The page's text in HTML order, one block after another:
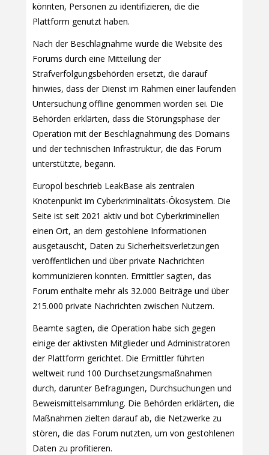
könnten, Personen zu identifizieren, die die
Plattform genutzt haben.
Nach der Beschlagnahme wurde die Website des
Forums durch eine Mitteilung der
Strafverfolgungsbehörden ersetzt, die darauf
hinwies, dass der Dienst im Rahmen einer laufenden
Untersuchung offline genommen worden sei. Die
Behörden erklärten, dass die Störungsphase der
Operation mit der Beschlagnahmung des Domains
und der technischen Infrastruktur, die das Forum
unterstützte, begann.
Europol beschrieb LeakBase als zentralen
Knotenpunkt im Cyberkriminalitäts-Ökosystem. Die
Seite ist seit 2021 aktiv und bot Cyberkriminellen
einen Ort, an dem gestohlene Informationen
ausgetauscht, Daten zu Sicherheitsverletzungen
veröffentlichen und über private Nachrichten
kommunizieren konnten. Ermittler sagten, das
Forum enthalte mehr als 32.000 Beiträge und über
215.000 private Nachrichten zwischen Nutzern.
Beamte sagten, die Operation habe sich gegen
einige der aktivsten Mitglieder und Administratoren
der Plattform gerichtet. Die Ermittler führten
weltweit rund 100 Durchsetzungsmaßnahmen
durch, darunter Befragungen, Durchsuchungen und
Beweismittelsammlung. Die Behörden erklärten, die
Maßnahmen zielten darauf ab, die Netzwerke zu
stören, die das Forum nutzten, um von gestohlenen
Daten zu profitieren.